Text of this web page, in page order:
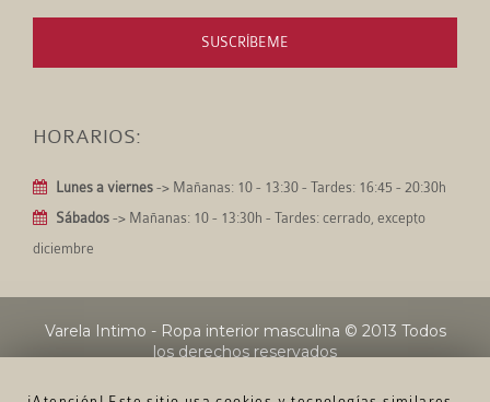
SUSCRÍBEME
HORARIOS:
Lunes a viernes -> Mañanas: 10 - 13:30 - Tardes: 16:45 - 20:30h
Sábados -> Mañanas: 10 - 13:30h - Tardes: cerrado, excepto
diciembre
Varela Intimo - Ropa interior masculina © 2013 Todos
los derechos reservados